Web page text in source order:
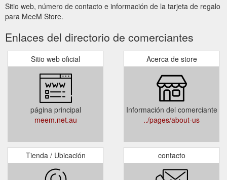
Sitio web, número de contacto e información de la tarjeta de regalo
para MeeM Store.
Enlaces del directorio de comerciantes
Sitio web oficial
página principal
meem.net.au
Acerca de store
Información del comerciante
../pages/about-us
Tienda / Ubicación contacto